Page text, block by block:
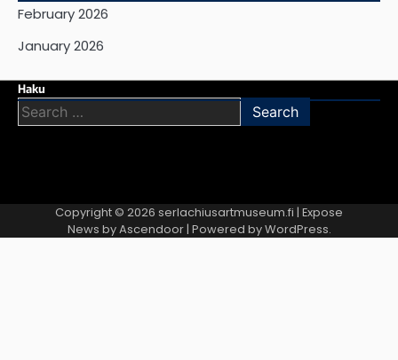
February 2026
January 2026
Haku
Search
for:
Copyright © 2026 serlachiusartmuseum.fi | Expose
News byAscendoor| Powered byWordPress.